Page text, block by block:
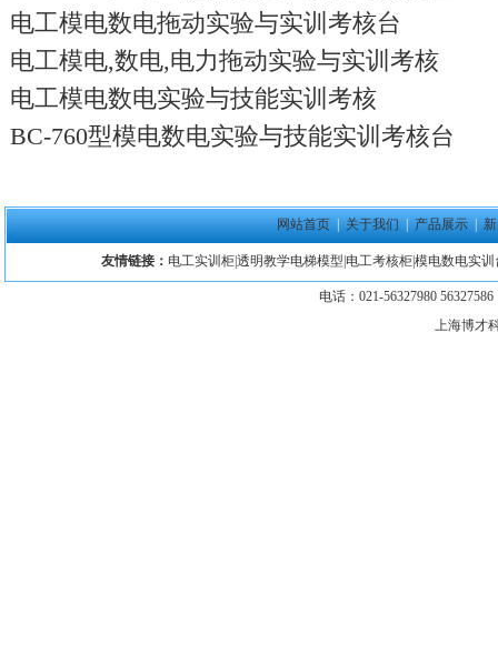
电工模电数电拖动实验与实训考核台
电工模电,数电,电力拖动实验与实训考核
电工模电数电实验与技能实训考核
BC-760型模电数电实验与技能实训考核台
网站首页 关于我们 产品展示
友情链接： 电工实训柜透明教学电梯模型 电工考核柜模电数电实训
电话：021-56327980
上海博才